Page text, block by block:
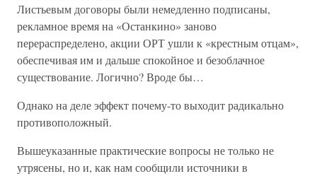
Листьевым договоры были немедленно подписаны,
рекламное время на «Останкино» заново
перераспределено, акции ОРТ ушли к «крестным отцам»,
обеспечивая им и дальше спокойное и безоблачное
существование. Логично? Вроде бы…
Однако на деле эффект почему-то выходит радикально
противоположный.
Вышеуказанные практические вопросы не только не
утрясены, но и, как нам сообщили источники в